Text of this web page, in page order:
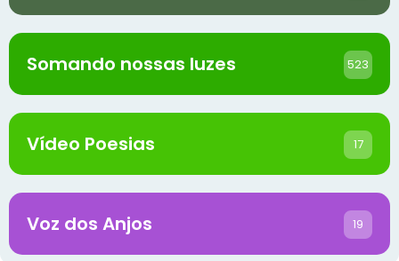
Somando nossas luzes 523
Vídeo Poesias 17
Voz dos Anjos 19